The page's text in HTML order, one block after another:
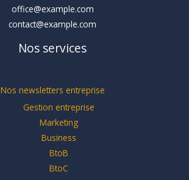
office@example.com
contact@example.com
Nos services
Nos newsletters entreprise
Gestion entreprise
Marketing
Business
BtoB
BtoC